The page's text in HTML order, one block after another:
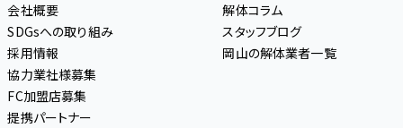
会社概要
SDGsへの取り組み
採用情報
協力業社様募集
FC加盟店募集
提携パートナー
解体コラム
スタッフブログ
岡山の解体業者一覧